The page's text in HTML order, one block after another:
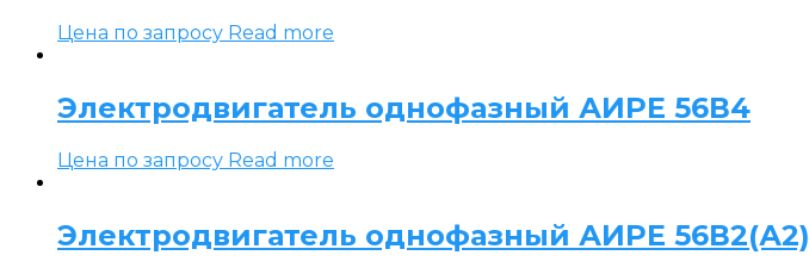
Цена по запросу Read more
Электродвигатель однофазный АИРЕ 56В4
Цена по запросу Read more
Электродвигатель однофазный АИРЕ 56В2(А2)